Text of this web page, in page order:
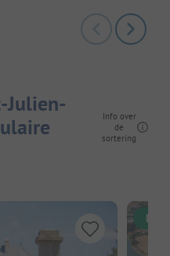
Julien-
Info over
de
sortering